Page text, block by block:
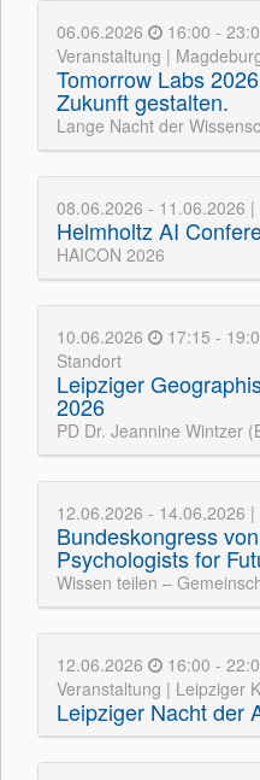
06.06.2026
16:00 -
Veranstaltung |
Tomorrow Labs
Zukunft gestalten.
Lange Nacht der
08.06.2026 - 11.06.2026
Helmholtz AI
HAICON 2026
10.06.2026
17:15 -
Standort
Leipziger
2026
PD Dr. Jeannine Wintzer
12.06.2026 - 14.06.2026
Bundeskongress
Psychologists for
Wissen teilen –
12.06.2026
16:00 -
Veranstaltung | Leipziger
Leipziger Nacht der